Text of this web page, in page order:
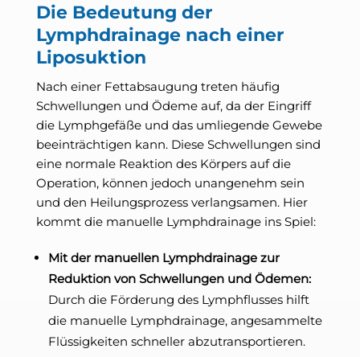
Die Bedeutung der
Lymphdrainage nach einer
Liposuktion
Nach einer Fettabsaugung treten häufig
Schwellungen und Ödeme auf, da der Eingriff
die Lymphgefäße und das umliegende Gewebe
beeinträchtigen kann. Diese Schwellungen sind
eine normale Reaktion des Körpers auf die
Operation, können jedoch unangenehm sein
und den Heilungsprozess verlangsamen. Hier
kommt die manuelle Lymphdrainage ins Spiel:
Mit der manuellen Lymphdrainage zur
Reduktion von Schwellungen und Ödemen:
Durch die Förderung des Lymphflusses hilft
die manuelle Lymphdrainage, angesammelte
Flüssigkeiten schneller abzutransportieren.